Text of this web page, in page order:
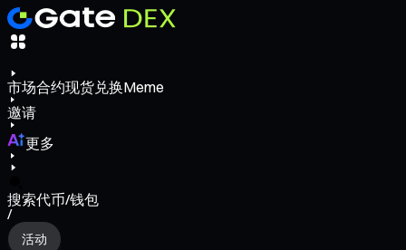
市场合约现货兑换Meme
邀请
更多
搜索代币/钱包
/
活动